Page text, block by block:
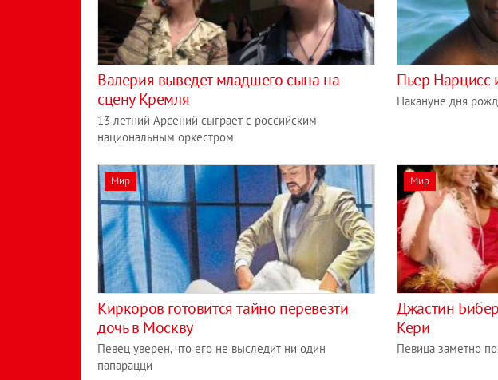
Валерия выведет младшего сына на
сцену Кремля
13-летний Арсений сыграет с российским
национальным оркестром
Пьер Нарцисс
Накануне дня
Мир
Киркоров готовится тайно перевезти
дочь в Москву
Певец уверен, что его не выследит ни один
папарацци
Мир
Джастин
Кери
Певица заметно